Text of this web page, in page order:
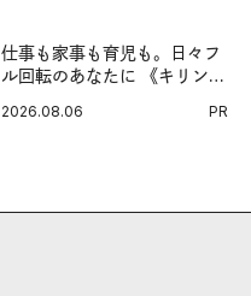
仕事も家事も育児も。日々フ
ル回転のあなたに 《キリン
慣。
2026.08.06 PR